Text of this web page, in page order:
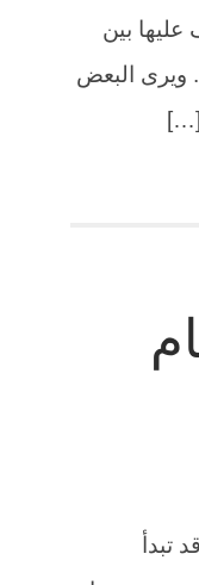
عليها بين
ويرى البعض
[…]
تبدأ